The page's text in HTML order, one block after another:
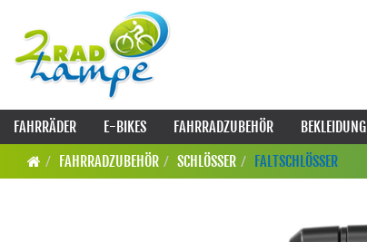
FAHRRÄDER E-BIKES FAHRRADZUBEHÖR BEKLEIDUNG
FAHRRADZUBEHÖR
SCHLÖSSER FALTSCHLÖSSER